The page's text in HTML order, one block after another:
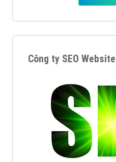
Công ty SEO Website